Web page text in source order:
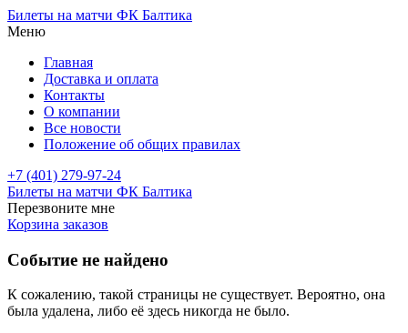
Билеты на матчи ФК Балтика
Меню
Главная
Доставка и оплата
Контакты
О компании
Все новости
Положение об общих правилах
+7 (401) 279-97-24
Билеты на матчи ФК Балтика
Перезвоните мне
Корзина заказов
Событие не найдено
К сожалению, такой страницы не существует. Вероятно, она
была удалена, либо её здесь никогда не было.